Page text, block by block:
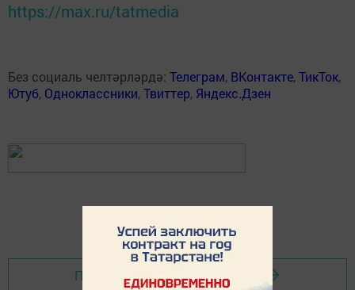
https://max.ru/tatmedia
Без социаль челтәрләрдә: Телеграм, ВКонтакте,ТикТок,
Ютуб, Одноклассники,Твиттер, Яндекс.Дзен
Перейти на страницу новости